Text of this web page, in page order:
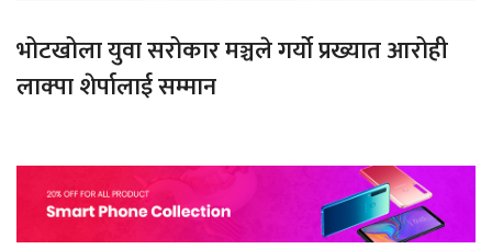
भोटखोला युवा सरोकार मञ्चले गर्यो प्रख्यात आरोही
लाक्पा शेर्पालाई सम्मान